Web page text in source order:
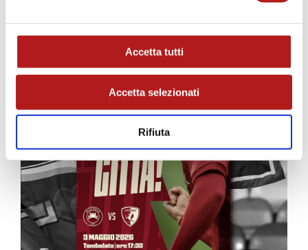
Accetta tutti
Accetta selezionati
Rifiuta